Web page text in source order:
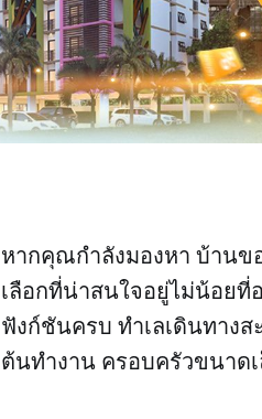
หากคุณกำลังมองหา บ้านข
เลือกที่น่าสนใจอยู่ไม่น้อย
ฟังก์ชันครบ ทำเลเดินทาง
ต้นทำงาน ครอบครัวขนาด